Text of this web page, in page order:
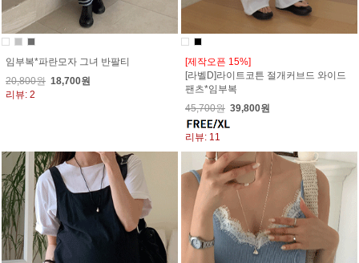
임부복*파란모자 그녀 반팔티
20,800원 18,700원
리뷰: 2
[제작오픈 15%]
[라벨D]라이트코튼 절개커브드 와이드
팬츠*임부복
45,700원 39,800원
리뷰: 11